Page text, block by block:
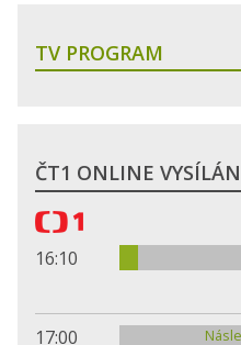
TV PROGRAM
ČT1 ONLINE
16:10
17:00